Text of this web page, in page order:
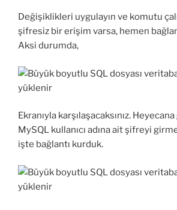
Değişiklikleri uygulayın ve komutu
şifresiz bir erişim varsa, hemen
Aksi durumda,
Ekranıyla karşılaşacaksınız.
MySQL kullanıcı adına ait şifreyi
işte bağlantı kurduk.